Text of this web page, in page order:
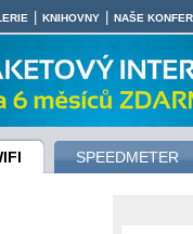
SPEEDMETER
KNIHOVNY NAŠE